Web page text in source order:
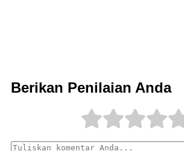
Berikan Penilaian Anda